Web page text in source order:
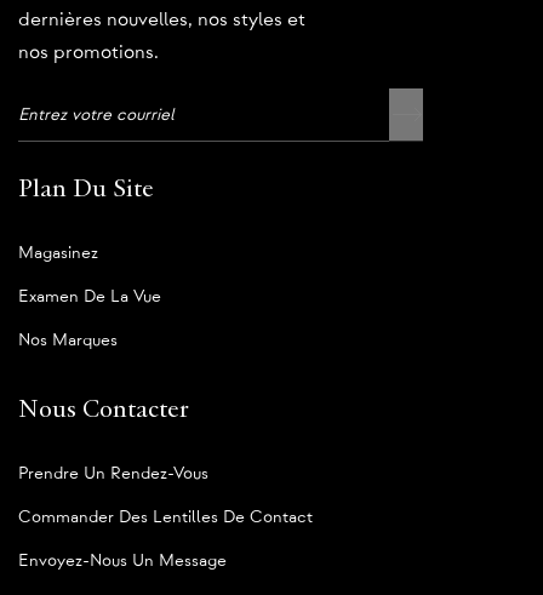
dernières nouvelles, nos styles et
nos promotions.
Plan Du Site
Magasinez
Examen De La Vue
Nos Marques
Nous Contacter
Prendre Un Rendez-Vous
Commander Des Lentilles De Contact
Envoyez-Nous Un Message